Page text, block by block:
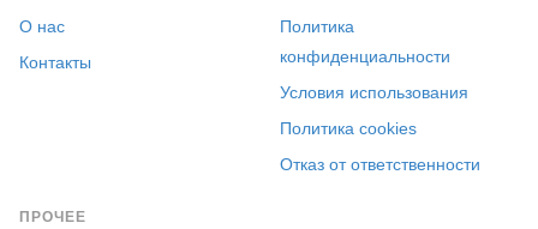
О нас
Контакты
Политика
конфиденциальности
Условия использования
Политика cookies
Отказ от ответственности
ПРОЧЕЕ